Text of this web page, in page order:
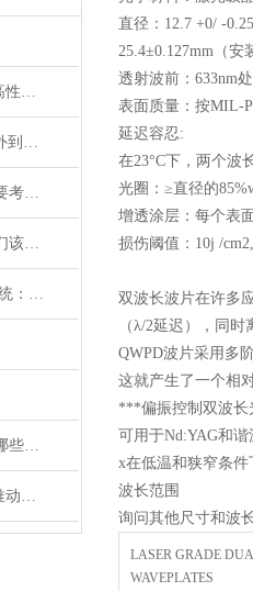
optilab光波发射机模块：高性能通信的核心组件
laseroptik光谱仪器：从紫外到红外的精密光学测量解决方案
在购买电光调制器之前需要考虑许多性质
初次使用电光调制器，我们该注意什么事项？
alnair日本快速色散测量系统：精准捕捉光学世界的瞬息万变
飞秒激光器在使用上拥有哪些特点？
exfo电信测试精准高效，推动通信网络质量新标准
直径：12.7 +0/ -
25.4±0.127mm（安
透射波前：633nm
表面质量：按MIL-
延迟容忍:
在23°C下，两个波
光圈：≥直径的
增透涂层：每个表
损伤阈值：10j /
双波长波片在许多
（λ/2延迟），同
QWPD波片采用多
这就产生了一个相
***偏振控制双波长
可用于Nd:YAG和谐
x在低温和狭窄条件
波长范围
询问其他尺寸和波
LASER GRADE
WAVEPLATES